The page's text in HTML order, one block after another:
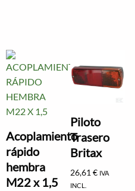
Acoplamiento
rápido
hembra
M22 x 1,5
Piloto
Trasero
Britax
26,61€ IVA
INCL.